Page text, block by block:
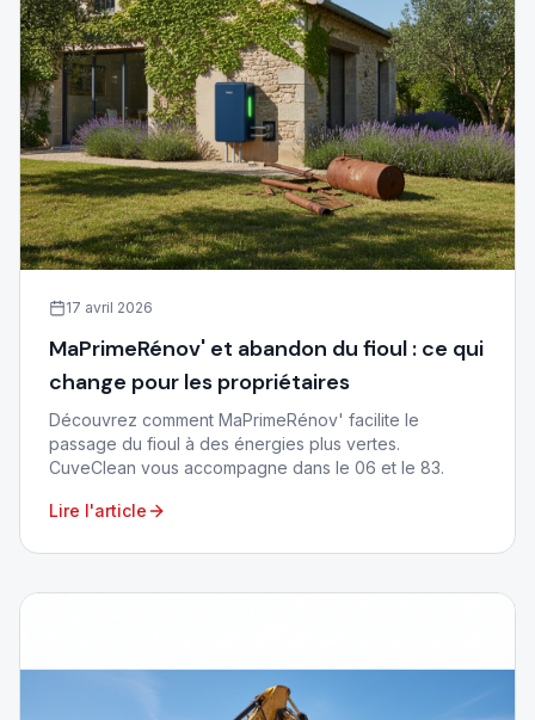
17 avril 2026
MaPrimeRénov' et abandon du fioul : ce qui
change pour les propriétaires
Découvrez comment MaPrimeRénov' facilite le
passage du fioul à des énergies plus vertes.
CuveClean vous accompagne dans le 06 et le 83.
Lire l'article